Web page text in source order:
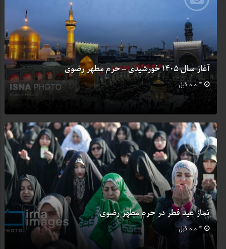
آغاز سال ۱۴۰۵ خورشیدی – حرم مطهر رضوی
4 ماه قبل
نماز عید فطر در حرم مطهر رضوی
4 ماه قبل